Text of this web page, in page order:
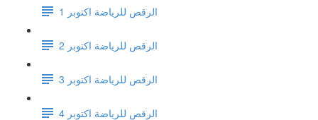
الرقص للرياضة اكتوبر 1
الرقص للرياضة اكتوبر 2
الرقص للرياضة اكتوبر 3
الرقص للرياضة اكتوبر 4